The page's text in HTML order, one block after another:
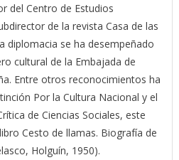
del Centro de Estudios
de la revista Casa de las
diplomacia se ha desempeñado
cultural de la Embajada de
Entre otros reconocimientos ha
Por la Cultura Nacional y el
de Ciencias Sociales, este
Cesto de llamas. Biografía de
Holguín, 1950).